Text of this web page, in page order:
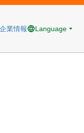
企業情報 Language